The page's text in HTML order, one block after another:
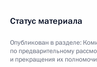
Статус материала
Опубликован в разделе:
по предварительному
и прекращения их